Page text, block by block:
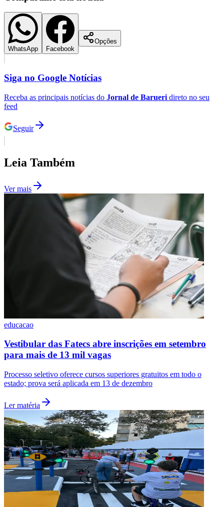
Corinthians
WhatsApp Facebook
Opções
Siga no Google Notícias
Receba as principais notícias do Jornal de Barueri direto no seu
feed
Seguir
Leia Também
Ver mais
educacao
Vestibular das Fatecs abre inscrições em setembro
para mais de 13 mil vagas
Processo seletivo oferece cursos superiores gratuitos em todo o
estado; prova será aplicada em 13 de dezembro
Ler matéria